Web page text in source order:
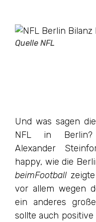
Quelle NFL
Und was sagen
NFL in Berlin?
Alexander
happy, wie die
beimFootball
vor allem wegen
ein anderes
sollte auch positive